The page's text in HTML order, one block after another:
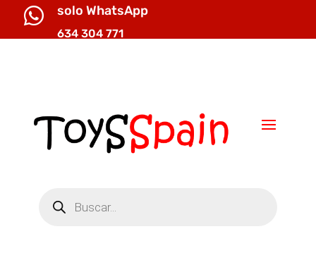
 solo WhatsApp
634 304 771
productos